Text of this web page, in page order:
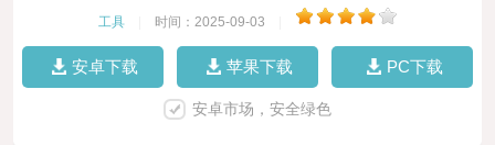
工具 时间：2025-09-03
安卓下载 苹果下载 PC下载
安卓市场，安全绿色